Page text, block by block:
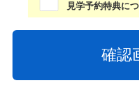
見学予約特典に